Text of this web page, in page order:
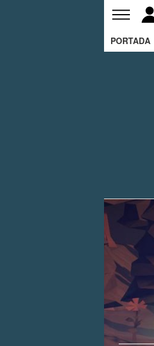
PORTADA